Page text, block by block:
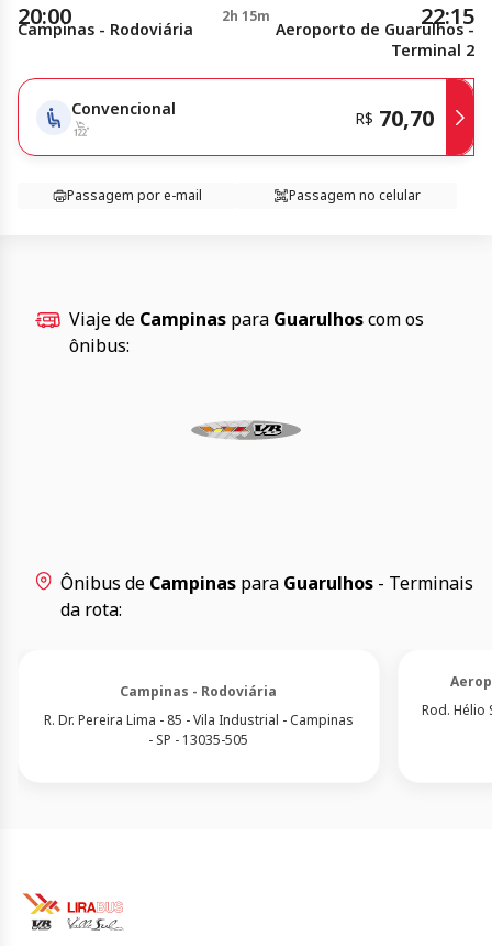
20:00 2h 15m 22:15
Campinas - Rodoviária
Aeroporto de Guarulhos -
Terminal 2
Convencional R$ 70,70
Passagem por e-mail Passagem no celular
Viaje de Campinas para Guarulhoscom os
ônibus:
Ônibus de Campinas para Guarulhos - Terminais
da rota:
Campinas - Rodoviária
R. Dr. Pereira Lima - 85 - Vila Industrial - Campinas
- SP - 13035-505
Rod. Hélio